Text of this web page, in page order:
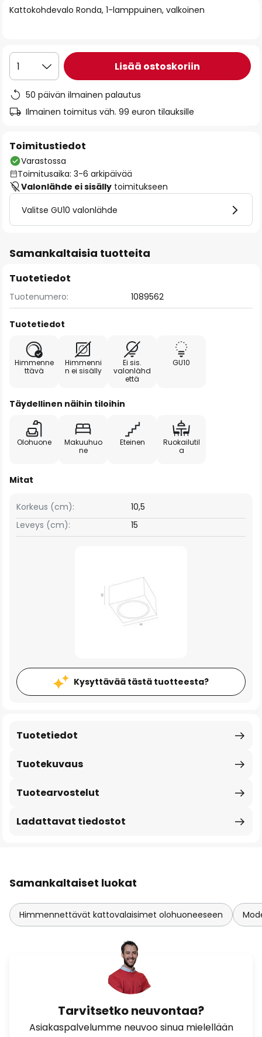
the
Kattokohdevalo Ronda, 1-lamppuinen, valkoinen
1 Lisää ostoskoriin
50 päivän ilmainen palautus
Ilmainen toimitus väh. 99 euron tilauksille
Toimitustiedot
Varastossa
Toimitusaika: 3-6 arkipäivää
Valonlähde ei sisälly toimitukseen
Valitse GU10 valonlähde
Samankaltaisia tuotteita
Tuotetiedot
Tuotenumero: 1089562
Tuotetiedot
Himmenne
ttävä
Himmenni
n ei sisälly
Ei sis.
valonlähd
että
GU10
Täydellinen näihin tiloihin
Olohuone
Makuuhuo
ne
Eteinen
Ruokailutil
a
Mitat
Leveys (cm): 15
Korkeus (cm): 10,5
Kysyttävää tästä tuotteesta?
Tuotekuvaus
Tuotetiedot
Tuotearvostelut
Ladattavat tiedostot
Samankaltaiset luokat
Himmennettävät kattovalaisimet olohuoneeseen
Tarvitsetko neuvontaa?
Asiakaspalvelumme neuvoo sinua mielellään